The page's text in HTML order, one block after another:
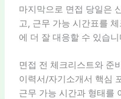
마지막으로 면접 당일은
고, 근무 가능 시간표를
에 더 잘 대응할 수 있습니
면접 전 체크리스트와 준
이력서/자기소개서 핵심
근무 가능 시간과 형태를